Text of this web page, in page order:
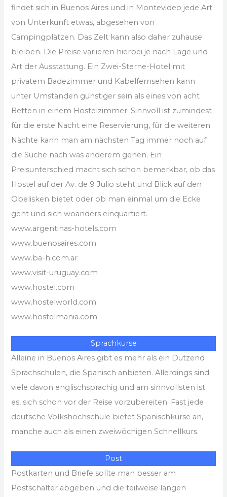
findet sich in Buenos Aires und in Montevideo jede Art
von Unterkunft etwas, abgesehen von
Campingplätzen. Das Zelt kann also daher zuhause
bleiben. Die Preise variieren hierbei je nach Lage und
Art der Ausstattung. Ein Zwei-Sterne-Hotel mit
privatem Badezimmer und Kabelfernsehen kann
unter Umständen günstiger sein als eines von acht
Betten in einem Hostelzimmer. Sinnvoll ist zumindest
für die erste Nacht eine Reservierung, für die weiteren
Nächte kann man am nächsten Tag immer noch auf
die Suche nach was anderem gehen. Ein
Preisunterschied macht sich schon bemerkbar, ob das
Hostel auf der Av. de 9 Julio steht und Blick auf den
Obelisken bietet oder ob man einmal um die Ecke
geht und sich woanders einquartiert.
www.argentinas-hotels.com
www.buenosaires.com
www.ba-h.com.ar
www.visit-uruguay.com
www.hostel.com
www.hostelworld.com
www.hostelmania.com
Sprachkurse
Alleine in Buenos Aires gibt es mehr als ein Dutzend
Sprachschulen, die Spanisch anbieten. Allerdings sind
viele davon englischsprachig und am sinnvollsten ist
es, sich schon vor der Reise vorzubereiten. Fast jede
deutsche Volkshochschule bietet Spanischkurse an,
manche auch als einen zweiwöchigen Schnellkurs.
Post
Postkarten und Briefe sollte man besser am
Postschalter abgeben und die teilweise langen